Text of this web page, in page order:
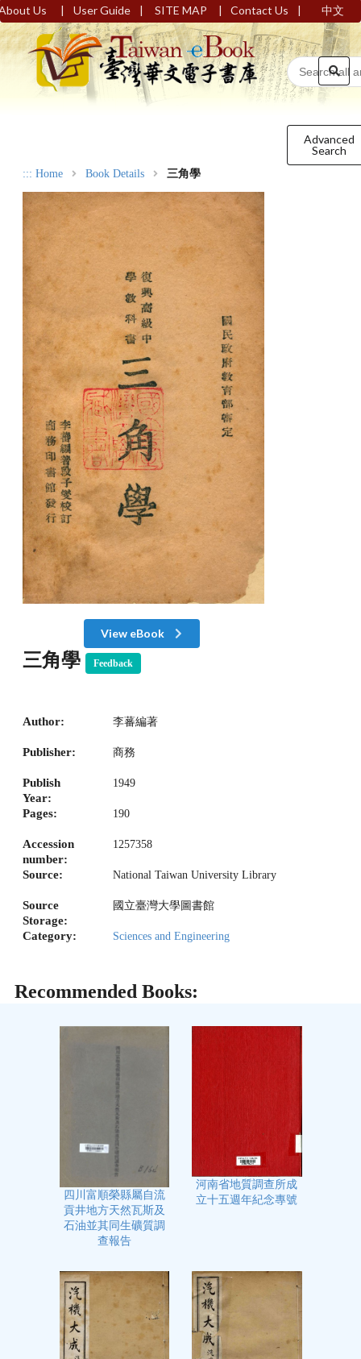
Us | User Guide | SITE MAP | Contact Us | 中文
Advanced
Search
::: Home Book Details 三角學
View eBook
三角學 Feedback
Author: 李蕃編著
Publisher: 商務
Publish
Year:
1949
Pages: 190
Accession
number:
1257358
Source: National Taiwan University Library
Source
Storage:
國立臺灣大學圖書館
Category: Sciences and Engineering
Recommended Books:
四川富順榮縣屬自流
貢井地方天然瓦斯及
石油並其同生礦質調
查報告
河南省地質調查所成
立十五週年紀念專號